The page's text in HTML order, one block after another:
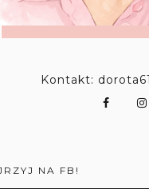
Kontakt:
NA FB!